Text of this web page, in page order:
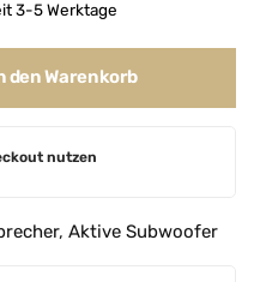
3-5 Werktage
den Warenkorb
nutzen
, Aktive Subwoofer